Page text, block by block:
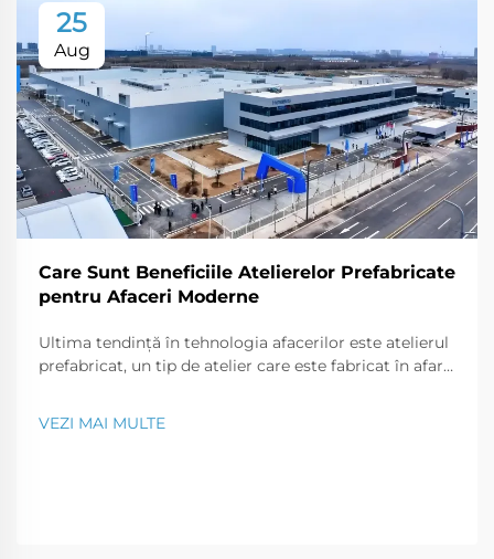
25
Aug
Care Sunt Beneficiile Atelierelor Prefabricate
pentru Afaceri Moderne
Ultima tendință în tehnologia afacerilor este atelierul
prefabricat, un tip de atelier care este fabricat în afara
construcție este o soluție perfectă pentru o...
VEZI MAI MULTE